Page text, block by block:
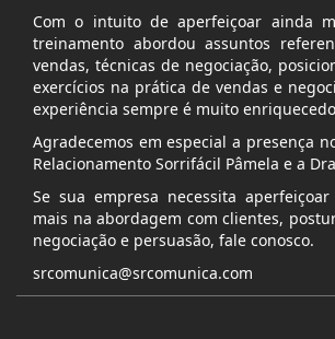
Com o intuito de aperfeiçoar ainda
treinamento abordou assuntos
vendas, técnicas de negociação,
exercícios na prática de vendas e
experiência sempre é muito
Agradecemos em especial a presença
Relacionamento Sorrifácil Pâmela e a
Se sua empresa necessita
mais na abordagem com clientes,
negociação e persuasão, fale conosco.
srcomunica@srcomunica.com